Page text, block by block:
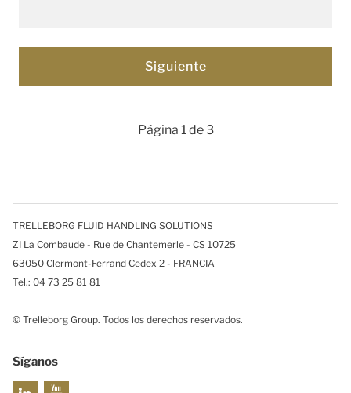
Página 1 de 3
TRELLEBORG FLUID HANDLING SOLUTIONS
ZI La Combaude - Rue de Chantemerle - CS 10725
63050 Clermont-Ferrand Cedex 2 - FRANCIA
Tel.: 04 73 25 81 81
© Trelleborg Group. Todos los derechos reservados.
Síganos